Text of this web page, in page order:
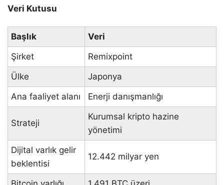
Veri Kutusu
Başlık
Veri
Şirket
Remixpoint
Ülke
Japonya
Ana faaliyet alanı
Enerji danışmanlığı
Strateji
Kurumsal kripto hazine
yönetimi
Dijital varlık gelir
beklentisi
12.442 milyar yen